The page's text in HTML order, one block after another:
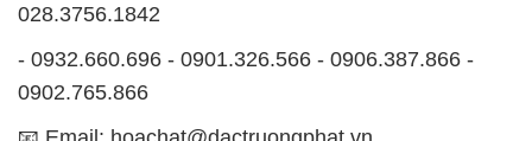
028.3756.1842
- 0932.660.696 - 0901.326.566 - 0906.387.866 -
0902.765.866